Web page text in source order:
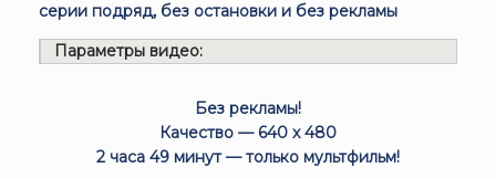
серии подряд, без остановки и без рекламы
Параметры видео:
Без рекламы!
Качество — 640 x 480
2 часа 49 минут — только мультфильм!